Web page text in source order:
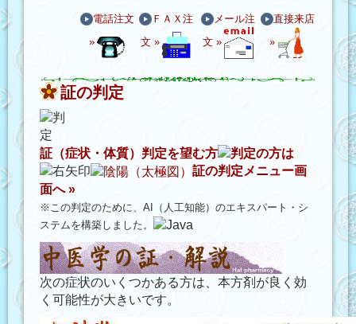
電話注文
»
ＦＡＸ注
文 »
メール注
文 »
直接来店
»
証の判定
証（症状・体質）判定を望む方
は
証の判定メニュー画
面へ »
※この判定のために、AI（人工知能）のエキスパート・シ
ステムを構築しました。
次の症状のいくつかある方は、本方剤が良く効
く可能性が大きいです。